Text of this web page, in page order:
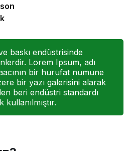
baskı endüstrisinde
Lorem Ipsum, adı
bir hurufat numune
bir yazı galerisini alarak
beri endüstri standardı